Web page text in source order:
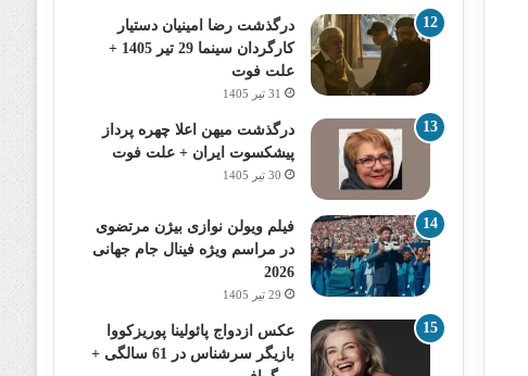
درگذشت رضا امینیان دستیار
کارگردان سینما 29 تیر 1405 +
علت فوت
31 تیر 1405
درگذشت میهن اعلا چهره پرداز
پیشکسوت ایران + علت فوت
30 تیر 1405
فیلم ویولن نوازی بیژن مرتضوی
در مراسم ویژه فینال جام جهانی
2026
29 تیر 1405
عکس ازدواج پائولینا پوریزکووا
بازیگر سرشناس در 61 سالگی +